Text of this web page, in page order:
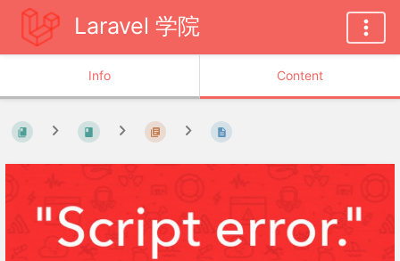
Laravel 学院
Info Content